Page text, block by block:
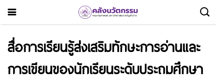
สื่อการเรียนรู้ส่งเสริมทักษะการอ่านและ
การเขียนของนักเรียนระดับประถมศึกษา